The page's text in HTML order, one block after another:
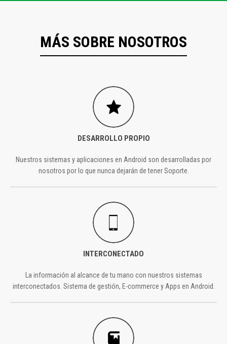
MÁS SOBRE NOSOTROS
DESARROLLO PROPIO
Nuestros sistemas y aplicaciones en Android son desarrolladas por
nosotros por lo que nunca dejarán de tener Soporte.
INTERCONECTADO
La información al alcance de tu mano con nuestros sistemas
interconectados. Sistema de gestión, E-commerce y Apps en Android.